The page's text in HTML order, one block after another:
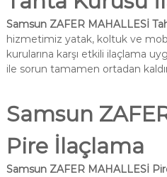
Samsun ZAFER MAHALLESİ
hizmetimiz yatak, koltuk ve
kurularına karşı etkili ilaçlama
ile sorun tamamen ortadan
Samsun
Pire İlaçlama
Samsun ZAFER MAHALLESİ